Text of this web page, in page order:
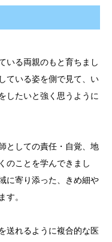
いる両親のもと育ちまし
ている姿を側で見て、い
したいと強く思うように
としての責任・自覚、地
のことを学んできまし
に寄り添った、きめ細や
す。
送れるように複合的な医